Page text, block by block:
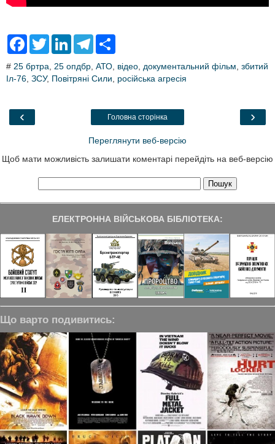
F
e
b
k
T
t
L
k
e
T
e
g
m
r
e
# 25 бртра, 25 опдбр, АТО, відео, документальний фільм, збитий
Іл-76, ЗСУ, Повітряні Сили, російська агресія
‹ ›
Головна сторінка
Переглянути веб-версію
Щоб мати можливість залишати коментарі перейдіть на веб-версію
ЕЛЕКТРОННА ВІЙСЬКОВА БІБЛІОТЕКА:
Що варто подивитись: